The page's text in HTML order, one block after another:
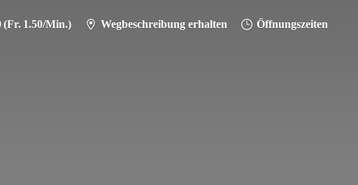
(Fr. 1.50/Min.) Wegbeschreibung erhalten Öffnungszeiten